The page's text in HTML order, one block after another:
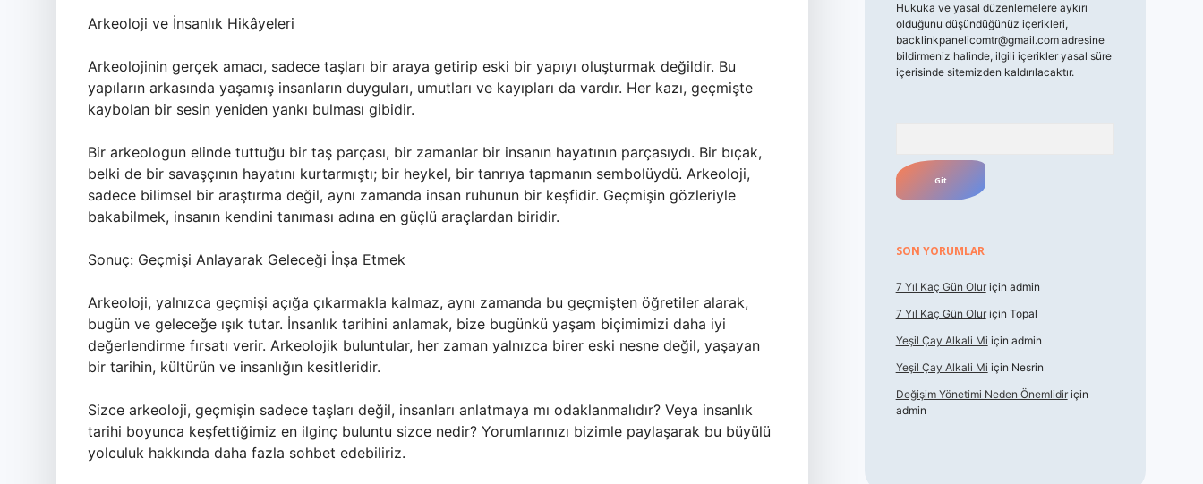
Arkeoloji ve İnsanlık Hikâyeleri
Arkeolojinin gerçek amacı, sadece taşları bir araya getirip eski bir yapıyı oluşturmak değildir. Bu
yapıların arkasında yaşamış insanların duyguları, umutları ve kayıpları da vardır. Her kazı, geçmişte
kaybolan bir sesin yeniden yankı bulması gibidir.
Bir arkeologun elinde tuttuğu bir taş parçası, bir zamanlar bir insanın hayatının parçasıydı. Bir bıçak,
belki de bir savaşçının hayatını kurtarmıştı; bir heykel, bir tanrıya tapmanın sembolüydü. Arkeoloji,
sadece bilimsel bir araştırma değil, aynı zamanda insan ruhunun bir keşfidir. Geçmişin gözleriyle
bakabilmek, insanın kendini tanıması adına en güçlü araçlardan biridir.
Sonuç: Geçmişi Anlayarak Geleceği İnşa Etmek
Arkeoloji, yalnızca geçmişi açığa çıkarmakla kalmaz, aynı zamanda bu geçmişten öğretiler alarak,
bugün ve geleceğe ışık tutar. İnsanlık tarihini anlamak, bize bugünkü yaşam biçimimizi daha iyi
değerlendirme fırsatı verir. Arkeolojik buluntular, her zaman yalnızca birer eski nesne değil, yaşayan
bir tarihin, kültürün ve insanlığın kesitleridir.
Sizce arkeoloji, geçmişin sadece taşları değil, insanları anlatmaya mı odaklanmalıdır? Veya insanlık
tarihi boyunca keşfettiğimiz en ilginç buluntu sizce nedir? Yorumlarınızı bizimle paylaşarak bu büyülü
yolculuk hakkında daha fazla sohbet edebiliriz.
Hukuka ve yasal düzenlemelere aykırı
olduğunu düşündüğünüz içerikleri,
backlinkpanelicomtr@gmail.comadresine
bildirmeniz halinde, ilgili içerikler yasal süre
içerisinde sitemizden kaldırılacaktır.
SON YORUMLAR
7 Yıl Kaç Gün Oluriçin admin
7 Yıl Kaç Gün Oluriçin Topal
Yeşil Çay Alkali Mi için admin
Yeşil Çay Alkali Mi için Nesrin
Değişim Yönetimi Neden Önemlidiriçin
admin